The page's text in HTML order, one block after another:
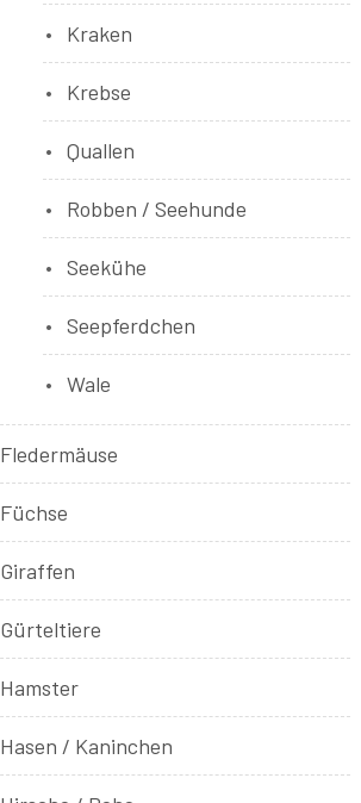
Kraken
Krebse
Quallen
Robben / Seehunde
Seekühe
Seepferdchen
Wale
Fledermäuse
Füchse
Giraffen
Gürteltiere
Hamster
Hasen / Kaninchen